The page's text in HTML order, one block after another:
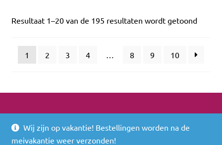
Resultaat 1–20 van de 195 resultaten wordt getoond
1 2 3 4 8 9 10
© 2026
Wij zijn op vakantie! Bestellingen worden na de
meivakantie weer verzonden!